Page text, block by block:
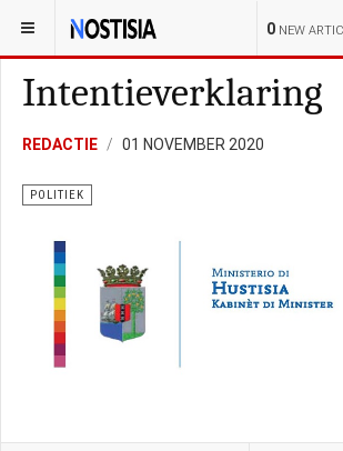
0 NEW
YOU ARE HERE: CURAÇAO POLITIEK
Intentieverklaring
REDACTIE 01 NOVEMBER 2020
POLITIEK